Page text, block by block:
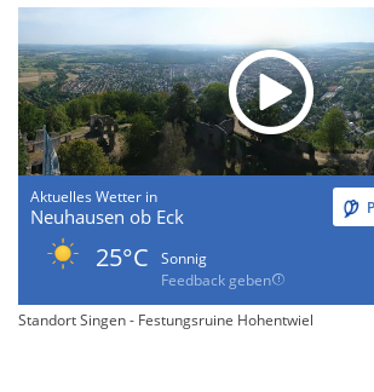
Aktuelles Wetter in
Neuhausen ob Eck
25°C
Sonnig
Feedback geben
Standort Singen - Festungsruine Hohentwiel